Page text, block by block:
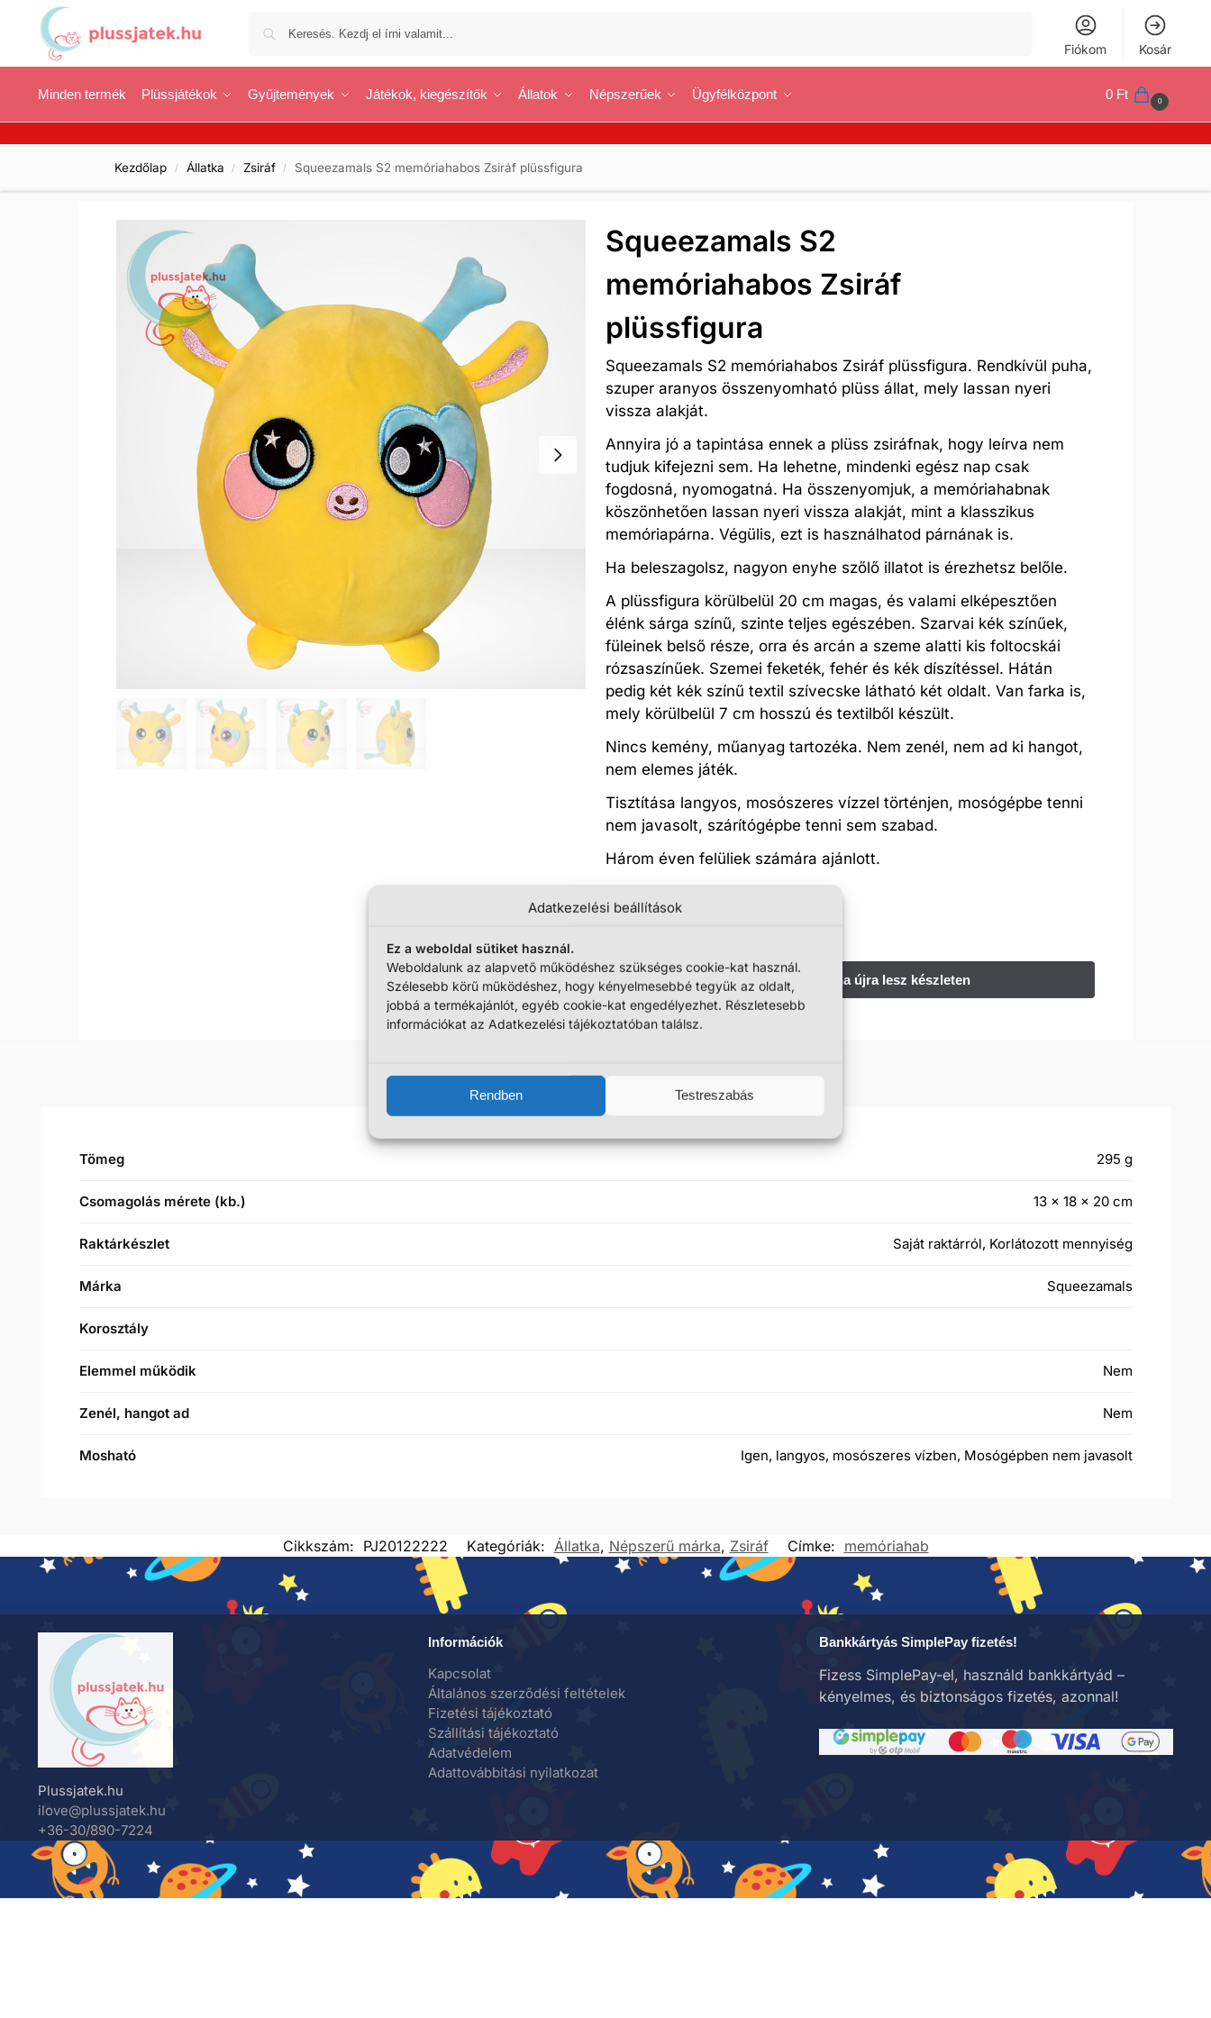
Adatkezelési beállítások
Ez a weboldal sütiket használ.
Weboldalunk az alapvető működéshez szükséges cookie-kat használ.
Szélesebb körű működéshez, hogy kényelmesebbé tegyük az oldalt,
jobbá a termékajánlót, egyéb cookie-kat engedélyezhet. Részletesebb
információkat az Adatkezelési tájékoztatóban találsz.
Rendben Testreszabás
Fiókom Kosár
Minden termék Plüssjátékok Gyűjtemények Játékok, kiegészítők Állatok Népszerűek Ügyfélközpont 0 Ft 0
Kezdőlap / Állatka / Zsiráf / Squeezamals S2 memóriahabos Zsiráf plüssfigura
Squeezamals S2
memóriahabos Zsiráf
plüssfigura
Squeezamals S2 memóriahabos Zsiráf plüssfigura. Rendkívül puha,
szuper aranyos összenyomható plüss állat, mely lassan nyeri
vissza alakját.
Annyira jó a tapintása ennek a plüss zsiráfnak, hogy leírva nem
tudjuk kifejezni sem. Ha lehetne, mindenki egész nap csak
fogdosná, nyomogatná. Ha összenyomjuk, a memóriahabnak
köszönhetően lassan nyeri vissza alakját, mint a klasszikus
memóriapárna. Végülis, ezt is használhatod párnának is.
Ha beleszagolsz, nagyon enyhe szőlő illatot is érezhetsz belőle.
A plüssfigura körülbelül 20 cm magas, és valami elképesztően
élénk sárga színű, szinte teljes egészében. Szarvai kék színűek,
füleinek belső része, orra és arcán a szeme alatti kis foltocskái
rózsaszínűek. Szemei feketék, fehér és kék díszítéssel. Hátán
pedig két kék színű textil szívecske látható két oldalt. Van farka is,
mely körülbelül 7 cm hosszú és textilből készült.
Nincs kemény, műanyag tartozéka. Nem zenél, nem ad ki hangot,
nem elemes játék.
Tisztítása langyos, mosószeres vízzel történjen, mosógépbe tenni
nem javasolt, szárítógépbe tenni sem szabad.
Három éven felüliek számára ajánlott.
4990
Tömeg 295 g
Csomagolás mérete (kb.) 13 × 18 × 20 cm
Raktárkészlet Saját raktárról, Korlátozott mennyiség
Márka Squeezamals
Korosztály
Elemmel működik Nem
Zenél, hangot ad Nem
Mosható Igen, langyos, mosószeres vízben, Mosógépben nem javasolt
Cikkszám: PJ20122222 Kategóriák: Állatka, Népszerű márka, Zsiráf Címke: memóriahab
Plussjatek.hu
ilove@plussjatek.hu
+36-30/890-7224
Információk
Kapcsolat
Általános szerződési feltételek
Fizetési tájékoztató
Szállítási tájékoztató
Adatvédelem
Adattovábbítási nyilatkozat
Bankkártyás SimplePay fizetés!
Fizess SimplePay-el, használd bankkártyád –
kényelmes, és biztonságos fizetés, azonnal!